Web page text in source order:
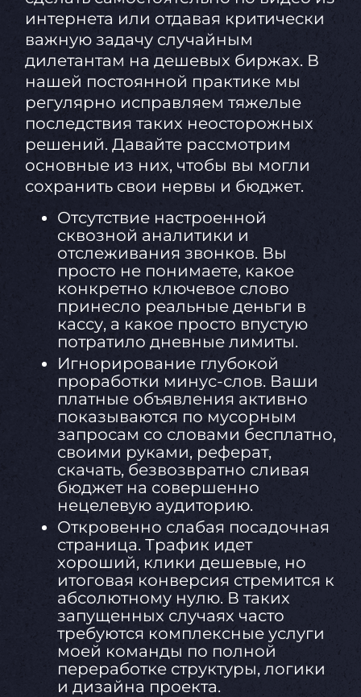
интернета или отдавая критически
важную задачу случайным
дилетантам на дешевых биржах. В
нашей постоянной практике мы
регулярно исправляем тяжелые
последствия таких неосторожных
решений. Давайте рассмотрим
основные из них, чтобы вы могли
сохранить свои нервы и бюджет.
Отсутствие настроенной
сквозной аналитики и
отслеживания звонков. Вы
просто не понимаете, какое
конкретно ключевое слово
принесло реальные деньги в
кассу, а какое просто впустую
потратило дневные лимиты.
Игнорирование глубокой
проработки минус-слов. Ваши
платные объявления активно
показываются по мусорным
запросам со словами бесплатно,
своими руками, реферат,
скачать, безвозвратно сливая
бюджет на совершенно
нецелевую аудиторию.
Откровенно слабая посадочная
страница. Трафик идет
хороший, клики дешевые, но
итоговая конверсия стремится к
абсолютному нулю. В таких
запущенных случаях часто
требуются комплексные услуги
моей команды по полной
переработке структуры, логики
и дизайна проекта.